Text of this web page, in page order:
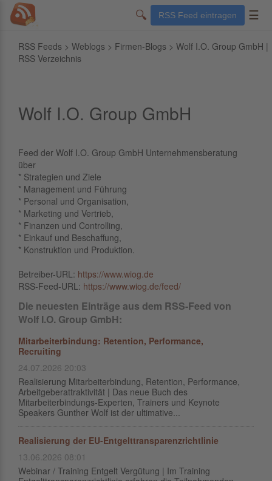
🔍 RSS Feed eintragen ☰
RSS Feeds > Weblogs > Firmen-Blogs > Wolf I.O. Group GmbH |
RSS Verzeichnis
Wolf I.O. Group GmbH
Feed der Wolf I.O. Group GmbH Unternehmensberatung
über
* Strategien und Ziele
* Management und Führung
* Personal und Organisation,
* Marketing und Vertrieb,
* Finanzen und Controlling,
* Einkauf und Beschaffung,
* Konstruktion und Produktion.
Betreiber-URL: https://www.wiog.de
RSS-Feed-URL: https://www.wiog.de/feed/
Die neuesten Einträge aus dem RSS-Feed von
Wolf I.O. Group GmbH:
Mitarbeiterbindung: Retention, Performance,
Recruiting
24.07.2026 20:03
Realisierung Mitarbeiterbindung, Retention, Performance,
Arbeitgeberattraktivität | Das neue Buch des
Mitarbeiterbindungs-Experten, Trainers und Keynote
Speakers Gunther Wolf ist der ultimative...
Realisierung der EU-Entgelttransparenzrichtlinie
13.06.2026 08:01
Webinar / Training Entgelt Vergütung | Im Training